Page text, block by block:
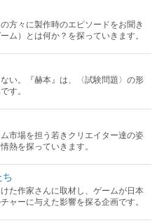
方々に製作時のエピソードをお聞き
ム）とは何か？を探っていきます。
い。『赫本』は、〈試験問題〉の形
す。
市場を担う若きクリエイター達の姿
熱を探っていきます。
た作家さんに取材し、ゲームが日本
ャーに与えた影響を探る企画です。